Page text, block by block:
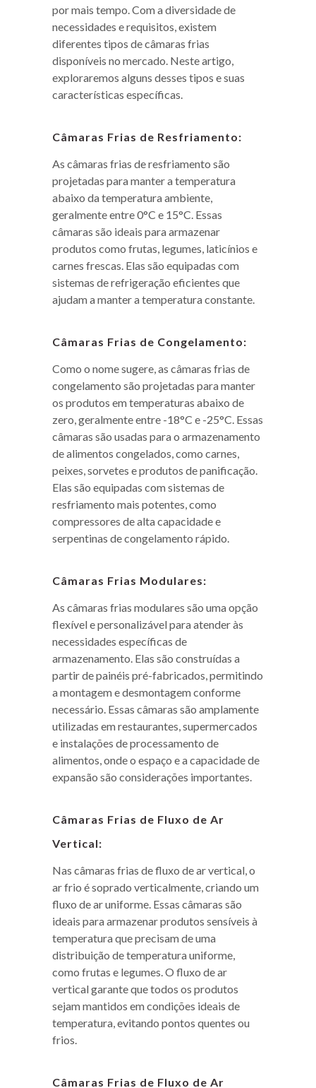
por mais tempo. Com a diversidade de
necessidades e requisitos, existem
diferentes tipos de câmaras frias
disponíveis no mercado. Neste artigo,
exploraremos alguns desses tipos e suas
características específicas.
Câmaras Frias de Resfriamento:
As câmaras frias de resfriamento são
projetadas para manter a temperatura
abaixo da temperatura ambiente,
geralmente entre 0°C e 15°C. Essas
câmaras são ideais para armazenar
produtos como frutas, legumes, laticínios e
carnes frescas. Elas são equipadas com
sistemas de refrigeração eficientes que
ajudam a manter a temperatura constante.
Câmaras Frias de Congelamento:
Como o nome sugere, as câmaras frias de
congelamento são projetadas para manter
os produtos em temperaturas abaixo de
zero, geralmente entre -18°C e -25°C. Essas
câmaras são usadas para o armazenamento
de alimentos congelados, como carnes,
peixes, sorvetes e produtos de panificação.
Elas são equipadas com sistemas de
resfriamento mais potentes, como
compressores de alta capacidade e
serpentinas de congelamento rápido.
Câmaras Frias Modulares:
As câmaras frias modulares são uma opção
flexível e personalizável para atender às
necessidades específicas de
armazenamento. Elas são construídas a
partir de painéis pré-fabricados, permitindo
a montagem e desmontagem conforme
necessário. Essas câmaras são amplamente
utilizadas em restaurantes, supermercados
e instalações de processamento de
alimentos, onde o espaço e a capacidade de
expansão são considerações importantes.
Câmaras Frias de Fluxo de Ar
Vertical:
Nas câmaras frias de fluxo de ar vertical, o
ar frio é soprado verticalmente, criando um
fluxo de ar uniforme. Essas câmaras são
ideais para armazenar produtos sensíveis à
temperatura que precisam de uma
distribuição de temperatura uniforme,
como frutas e legumes. O fluxo de ar
vertical garante que todos os produtos
sejam mantidos em condições ideais de
temperatura, evitando pontos quentes ou
frios.
Câmaras Frias de Fluxo de Ar